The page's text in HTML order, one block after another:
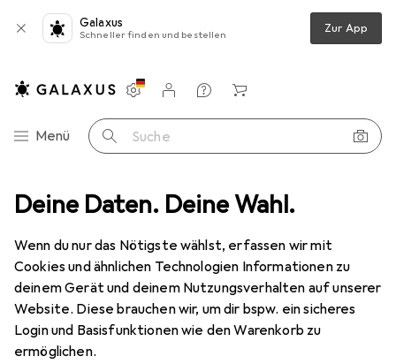
Deine Daten. Deine Wahl.
Wenn du nur das Nötigste wählst, erfassen wir mit
Cookies und ähnlichen Technologien Informationen zu
deinem Gerät und deinem Nutzungsverhalten auf unserer
Website. Diese brauchen wir, um dir bspw. ein sicheres
Login und Basisfunktionen wie den Warenkorb zu
ermöglichen.
Galaxus
Schneller finden und bestellen Zur App
Navigation nach Kategorien
Menü Suche
Einstellungen
Kundenkonto
Vergleichslisten
Merklisten
Warenkorb
Smartphone Schutzfolie Dipos Blickschutzfolie 4-Way Privacy
5 Bilder
DiposBlickschutzfolie 4-Way Privacy
EUR
13,95